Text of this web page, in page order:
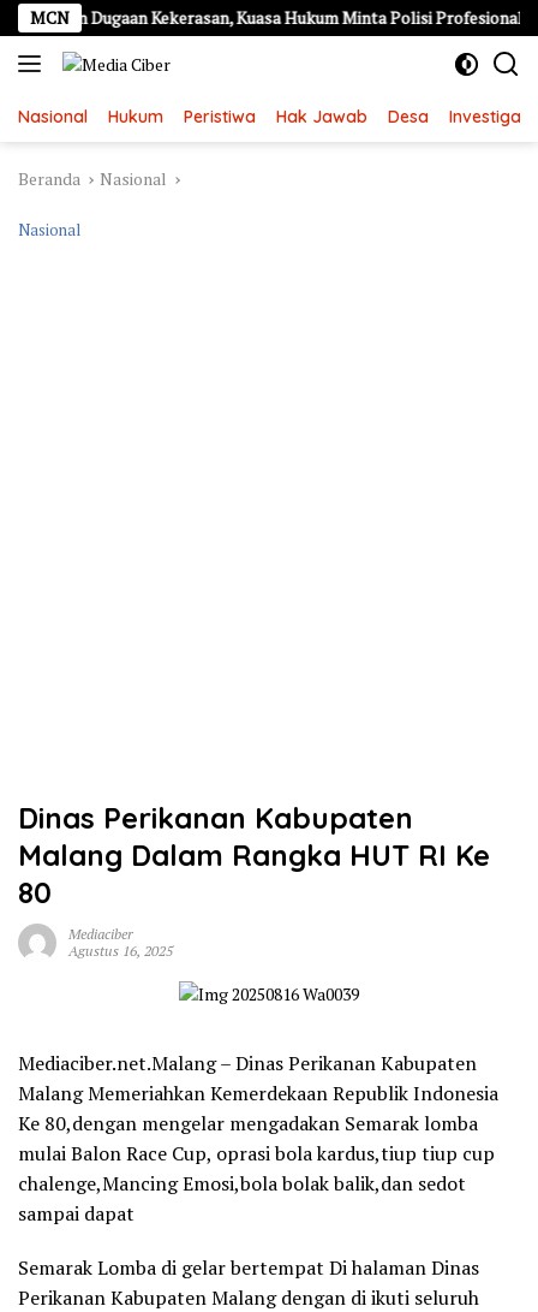
Langsung
ke
konten
MCNDugaan Kekerasan, Kuasa Hukum Minta Polisi Profesional
Nasional Hukum Peristiwa Hak Jawab Desa Investigasi
Beranda Nasional
Nasional
Dinas Perikanan Kabupaten
Malang Dalam Rangka HUT RI Ke
80
Mediaciber
Agustus 16, 2025
Mediaciber.net.Malang – Dinas Perikanan Kabupaten
Malang Memeriahkan Kemerdekaan Republik Indonesia
Ke 80,dengan mengelar mengadakan Semarak lomba
mulai Balon Race Cup, oprasi bola kardus,tiup tiup cup
chalenge,Mancing Emosi,bola bolak balik,dan sedot
sampai dapat
Semarak Lomba di gelar bertempat Di halaman Dinas
Perikanan Kabupaten Malang dengan di ikuti seluruh